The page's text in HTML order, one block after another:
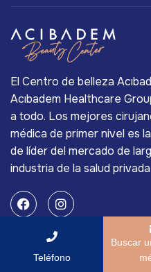
El Centro de belleza
Acıbadem Healthcare
a todo. Los mejores
médica de primer nivel es
de líder del mercado de
industria de la salud
Servicios
Teléfono
Buscar